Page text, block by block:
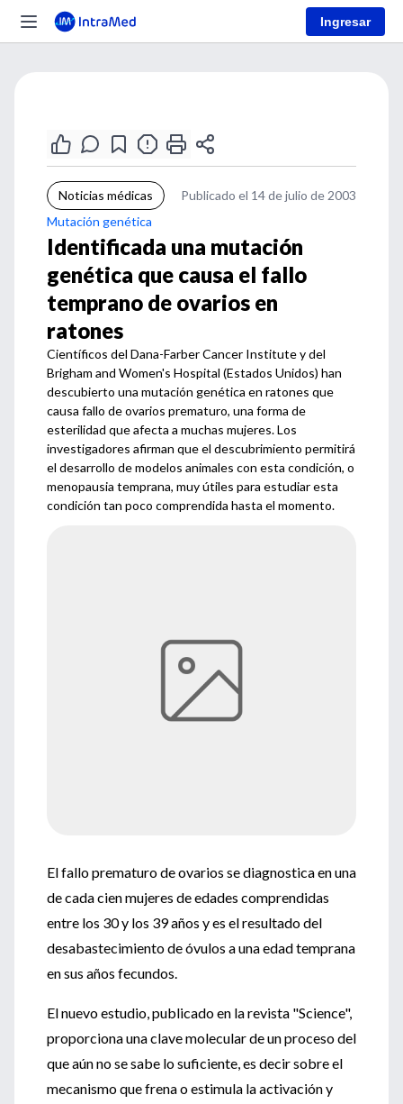
Ingresar
Noticias médicas
Publicado el 14 de julio de 2003
Mutación genética
Identificada una mutación
genética que causa el fallo
temprano de ovarios en
ratones
Científicos del Dana-Farber Cancer Institute y del
Brigham and Women's Hospital (Estados Unidos) han
descubierto una mutación genética en ratones que
causa fallo de ovarios prematuro, una forma de
esterilidad que afecta a muchas mujeres. Los
investigadores afirman que el descubrimiento permitirá
el desarrollo de modelos animales con esta condición, o
menopausia temprana, muy útiles para estudiar esta
condición tan poco comprendida hasta el momento.
El fallo prematuro de ovarios se diagnostica en una
de cada cien mujeres de edades comprendidas
entre los 30 y los 39 años y es el resultado del
desabastecimiento de óvulos a una edad temprana
en sus años fecundos.
El nuevo estudio, publicado en la revista "Science",
proporciona una clave molecular de un proceso del
que aún no se sabe lo suficiente, es decir sobre el
mecanismo que frena o estimula la activación y